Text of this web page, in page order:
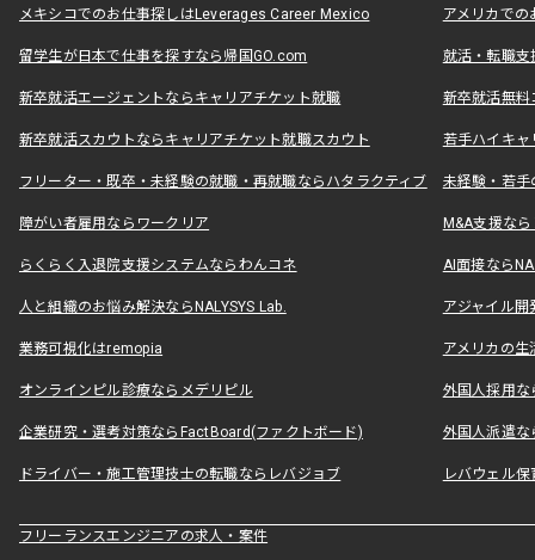
メキシコでのお仕事探しはLeverages Career Mexico アメリカで
留学生が日本で仕事を探すなら帰国GO.com 就活・転職
新卒就活エージェントならキャリアチケット就職 新卒就活無料
新卒就活スカウトならキャリアチケット就職スカウト 若手ハイキ
フリーター・既卒・未経験の就職・再就職ならハタラクティブ 未経験・若手
障がい者雇用ならワークリア M&A支援な
らくらく入退院支援システムならわんコネ AI面接なら
人と組織のお悩み解決ならNALYSYS Lab. アジャイル
業務可視化はremopia アメリカの
オンラインピル診療ならメデリピル 外国人採用
企業研究・選考対策ならFactBoard(ファクトボード) 外国人派遣な
ドライバー・施工管理技士の転職ならレバジョブ レバウェル
フリーランスエンジニアの求人・案件